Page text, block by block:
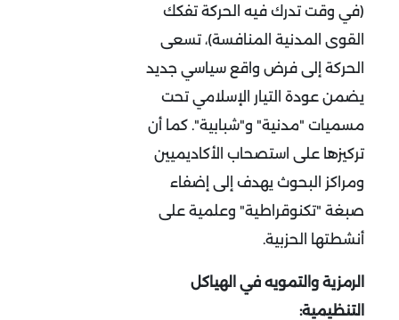
(في وقت تدرك فيه الحركة تفكك
القوى المدنية المنافسة)، تسعى
الحركة إلى فرض واقع سياسي جديد
يضمن عودة التيار الإسلامي تحت
مسميات "مدنية" و"شبابية". كما أن
تركيزها على استصحاب الأكاديميين
ومراكز البحوث يهدف إلى إضفاء
صبغة "تكنوقراطية" وعلمية على
أنشطتها الحزبية.
الرمزية والتمويه في الهياكل
التنظيمية: